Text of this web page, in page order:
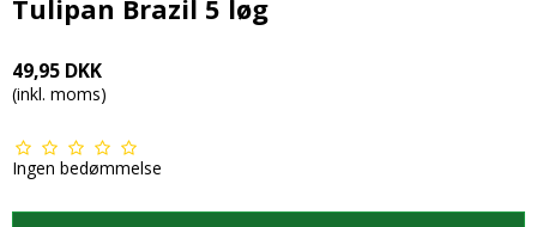
Tulipan Brazil 5 løg
49,95 DKK
(inkl. moms)
Ingen bedømmelse